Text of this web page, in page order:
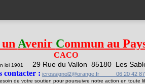
Avenir Commun au
CACO
loi 1901 29 Rue du Vallon 85180 Les
contacter : jcrossignol2@orange.fr 06 20 42 87
de votre soutien pour poursuivre notre action en toute